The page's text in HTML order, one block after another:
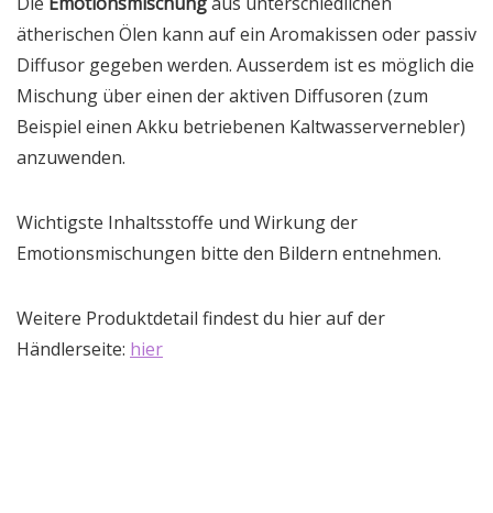
ätherischen Ölen kann auf ein Aromakissen oder passiv
Diffusor gegeben werden. Ausserdem ist es möglich die
Mischung über einen der aktiven Diffusoren (zum
Beispiel einen Akku betriebenen Kaltwasservernebler)
anzuwenden.
Wichtigste Inhaltsstoffe und Wirkung der
Emotionsmischungen bitte den Bildern entnehmen.
Weitere Produktdetail findest du hier auf der
Händlerseite: hier